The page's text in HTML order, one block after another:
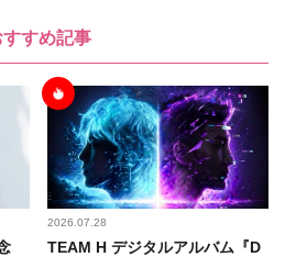
すすめ記事
2026.07.28
TEAM H デジタルアルバム『D